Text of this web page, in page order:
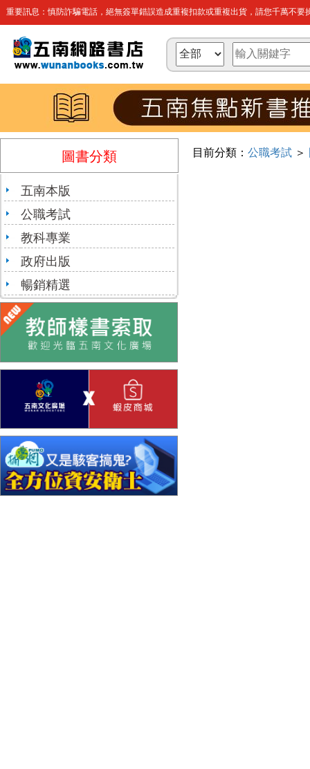
重要訊息：慎防詐騙電話，絕無簽單錯誤造成重複扣款或重複出貨，請您千萬不要
圖書分類
五南本版
公職考試
教科專業
政府出版
暢銷精選
目前分類： 公職考試 ＞